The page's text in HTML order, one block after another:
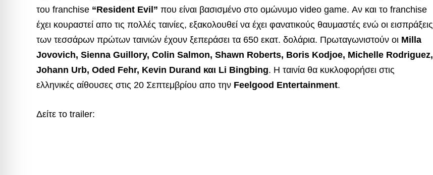
του franchise “Resident Evil” που είναι βασισμένο στο ομώνυμο video game. Αν και το franchise
έχει κουραστεί απο τις πολλές ταινίες, εξακολουθεί να έχει φανατικούς θαυμαστές ενώ οι εισπράξεις
των τεσσάρων πρώτων ταινιών έχουν ξεπεράσει τα 650 εκατ. δολάρια. Πρωταγωνιστούν οι Milla
Jovovich, Sienna Guillory, Colin Salmon, Shawn Roberts, Boris Kodjoe, Michelle Rodriguez,
Johann Urb, Oded Fehr, Kevin Durand και Li Bingbing. Η ταινία θα κυκλοφορήσει στις
ελληνικές αίθουσες στις 20 Σεπτεμβρίου απο την Feelgood Entertainment.
Δείτε το trailer: